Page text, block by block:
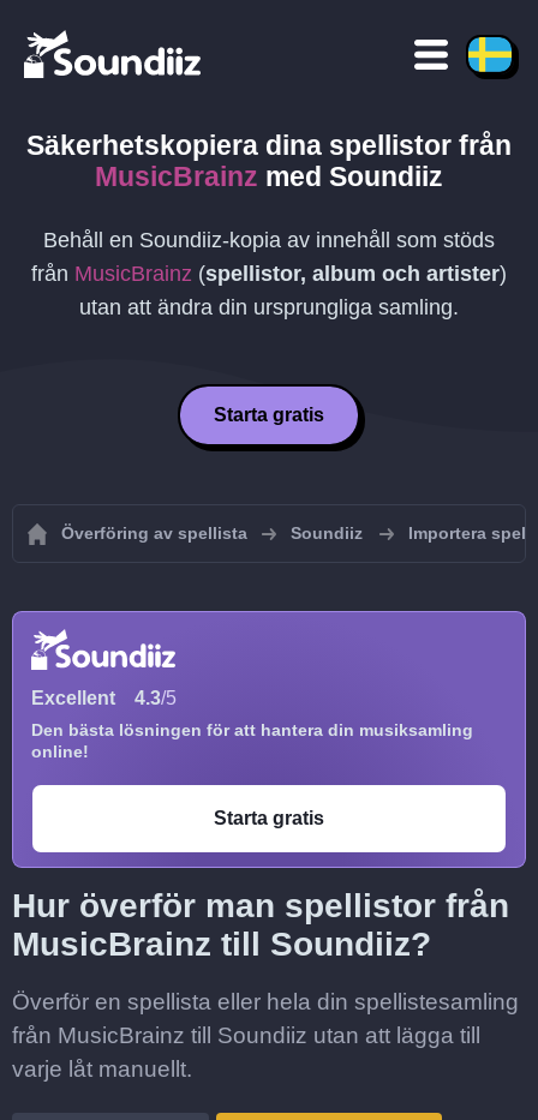
Säkerhetskopiera dina spellistor från
MusicBrainz med Soundiiz
Behåll en Soundiiz-kopia av innehåll som stöds
från MusicBrainz (spellistor, album och artister)
utan att ändra din ursprungliga samling.
Starta gratis
Överföring av spellista Soundiiz Importera
Excellent 4.3/5
Den bästa lösningen för att hantera din musiksamling
online!
Starta gratis
Hur överför man spellistor från
MusicBrainz till Soundiiz?
Överför en spellista eller hela din spellistesamling
från MusicBrainz till Soundiiz utan att lägga till
varje låt manuellt.